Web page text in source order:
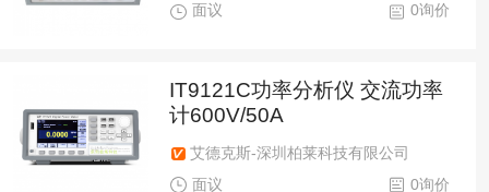
0询价
面议
IT9121C功率分析仪 交流功率
计600V/50A
艾德克斯-深圳柏莱科技有限公司
0询价
面议